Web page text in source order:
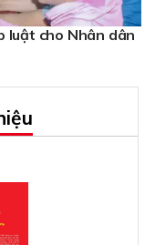
luật cho Nhân dân